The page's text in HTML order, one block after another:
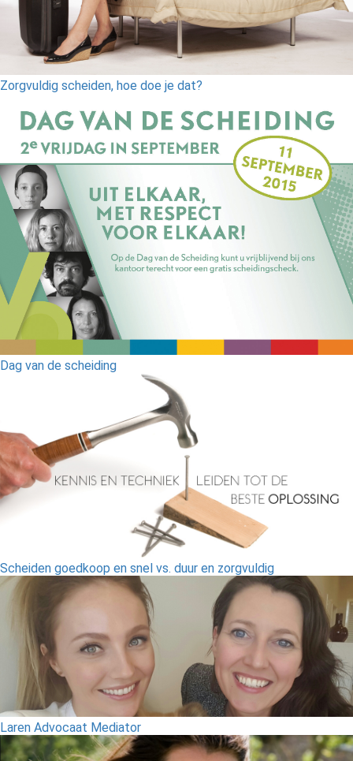
Zorgvuldig scheiden, hoe doe je dat?
Dag van de scheiding
Scheiden goedkoop en snel vs. duur en zorgvuldig
Laren Advocaat Mediator